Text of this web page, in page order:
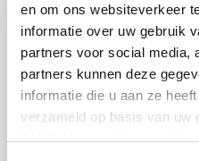
en om ons websiteverkeer
informatie over uw gebruik
partners voor social media,
partners kunnen deze
informatie die u aan ze
verzameld op basis van uw
Bekijk hetcookieoverzicht